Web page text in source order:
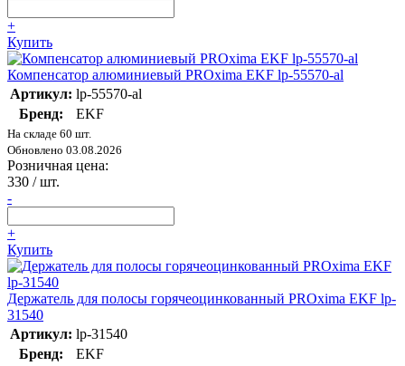
+
Купить
Компенсатор алюминиевый PROxima EKF lp-55570-al
Артикул: lp-55570-al
Бренд:
EKF
На складе 60 шт.
Обновлено 03.08.2026
Розничная цена:
330 / шт.
-
+
Купить
Держатель для полосы горячеоцинкованный PROxima EKF lp-
31540
Артикул: lp-31540
Бренд:
EKF